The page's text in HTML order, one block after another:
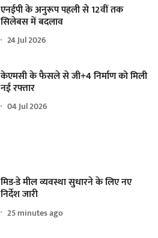
एनईपी के अनुरूप पहली से 12वीं तक
सिलेबस में बदलाव
24 Jul 2026
केएमसी के फैसले से जी+4 निर्माण को मिली
नई रफ्तार
04 Jul 2026
मिड-डे मील व्यवस्था सुधारने के लिए नए
निर्देश जारी
25 minutes ago